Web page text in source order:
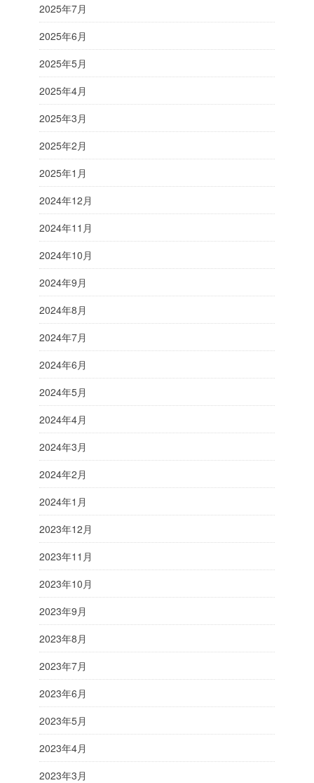
2025年7月
2025年6月
2025年5月
2025年4月
2025年3月
2025年2月
2025年1月
2024年12月
2024年11月
2024年10月
2024年9月
2024年8月
2024年7月
2024年6月
2024年5月
2024年4月
2024年3月
2024年2月
2024年1月
2023年12月
2023年11月
2023年10月
2023年9月
2023年8月
2023年7月
2023年6月
2023年5月
2023年4月
2023年3月